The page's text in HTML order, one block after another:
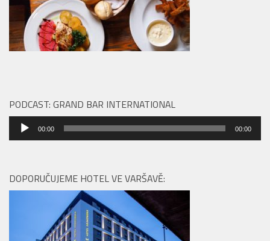
PODCAST: GRAND BAR INTERNATIONAL
Audio
přehrávač
00:00 00:00
DOPORUČUJEME HOTEL VE VARŠAVĚ: